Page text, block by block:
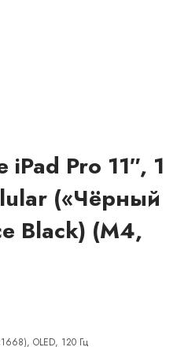
Pro 11″, 1
(«Чёрный
Black) (M4,
OLED, 120 Гц